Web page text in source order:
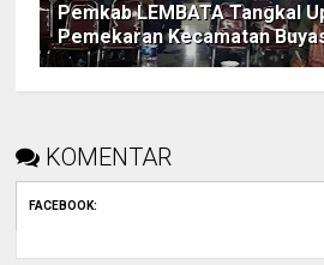
Pemkab LEMBATA Tangkal
Pemekaran Kecamatan
KOMENTAR
FACEBOOK: